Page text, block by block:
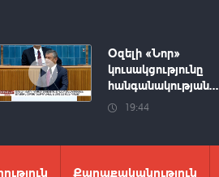
Օզելի «Նոր»
կուսակցությունը
հանգանակության...
19:44
Քաղաքականություն